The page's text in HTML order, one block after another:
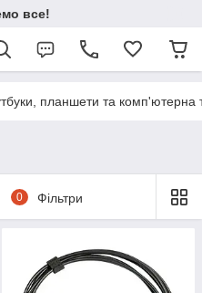
все!
планшети та комп'ютерна
0 Фільтри